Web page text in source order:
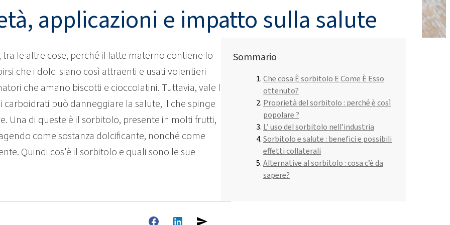
Triclorosilano Tetraetossisilano
Profumi
Detergenti per la cucina Detergenti per superfici dure
Elettronica e applicazioni
tecniche
Impermeabilizzazione
poliuretanici
Sigillanti Additivi
Fertilizzanti fogliari
PEG-40) ROKAnol ID7 (Isodeceth-7) ROKAmer 2000
PEG-40 Olio di ricino
Sorbitano Oleate Coco-betaina
PEG-12 Deceth-5
OCF (schiuma
monocomponente)
Pannelli sandwich Pannello isolante
C12-15, etossilato
ROKAnol®LP3135 (Etere di
poliossialchilenglicole)
C9-11 PARETH-8 ROKAnol®GA8 (alcol C10, etossilato)
Prodotti multiuso Prodotti per lavastoviglie
applicazioni e impatto sulla salute
Sommario
Che cosa È sorbitolo E Come È Esso
ottenuto?
Proprietà del sorbitolo : perché è così
popolare ?
L’ uso del sorbitolo nell’industria​
Sorbitolo e salute : benefici e possibili
effetti collaterali
Alternative al sorbitolo : cosa c’è da
sapere?
le altre cose, perché il latte materno contiene lo
che i dolci siano così attraenti e usati volentieri
che amano biscotti e cioccolatini. Tuttavia, vale la
può danneggiare la salute, il che spinge
Una di queste è il sorbitolo, presente in molti frutti,
come sostanza dolcificante, nonché come
Quindi cos'è il sorbitolo e quali sono le sue